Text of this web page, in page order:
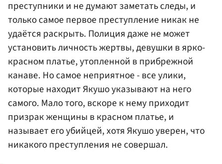
преступники и не думают заметать следы, и
только самое первое преступление никак не
удаётся раскрыть. Полиция даже не может
установить личность жертвы, девушки в ярко-
красном платье, утопленной в прибрежной
канаве. Но самое неприятное - все улики,
которые находит Якушо указывают на него
самого. Мало того, вскоре к нему приходит
призрак женщины в красном платье, и
называет его убийцей, хотя Якушо уверен, что
никакого преступления не совершал.